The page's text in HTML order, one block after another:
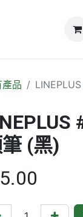
產品
(黑)
5.00